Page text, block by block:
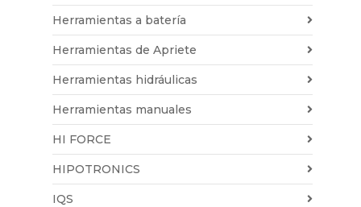
Herramientas a batería
Herramientas de Apriete
Herramientas hidráulicas
Herramientas manuales
HI FORCE
HIPOTRONICS
IQS